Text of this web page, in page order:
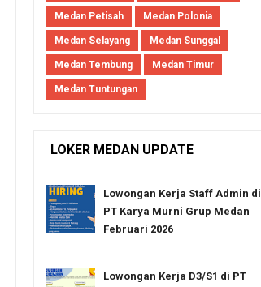
Medan Petisah Medan Polonia
Medan Selayang Medan Sunggal
Medan Tembung Medan Timur
Medan Tuntungan
LOKER MEDAN UPDATE
Lowongan Kerja Staff Admin di
PT Karya Murni Grup Medan
Februari 2026
Lowongan Kerja D3/S1 di PT